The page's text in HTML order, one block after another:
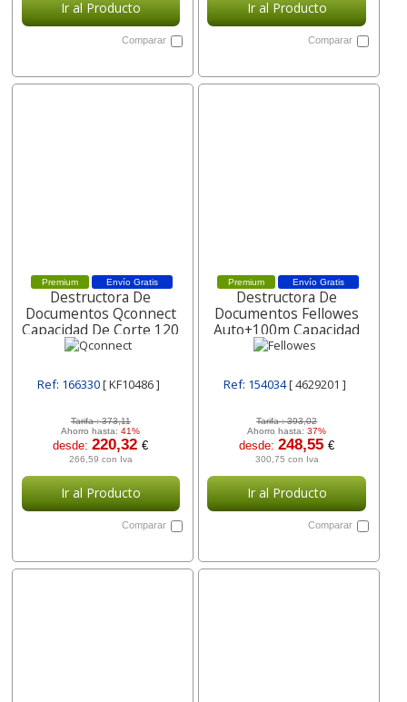
Ir al Producto
Comparar
Ir al Producto
Comparar
Envío Gratis
Premium
Destructora De
Documentos Qconnect
Capacidad De Corte 120
H Auto 10
Ref: 166330[ KF10486 ]
Tarifa :373,11
Ahorro hasta:41%
desde:220,32€
266,59 con Iva
Ir al Producto
Comparar
Envío Gratis
Premium
Destructora De
Documentos Fellowes
Auto+100m Capacidad
De Corte 100 Hojas
Ref: 154034[ 4629201 ]
Tarifa :393,02
Ahorro hasta:37%
desde:248,55€
300,75 con Iva
Ir al Producto
Comparar